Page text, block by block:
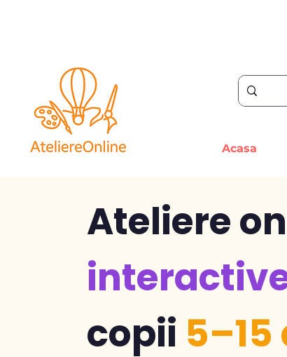
Acasa
Ateliere
copii 5–15